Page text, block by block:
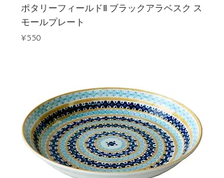
ポタリーフィールドⅡ ブラックアラベスク ス
モールプレート
Price
¥550